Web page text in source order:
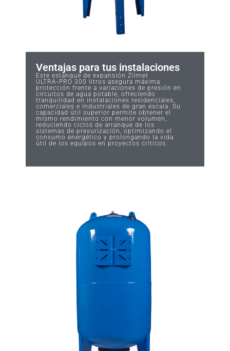
Ventajas para tus instalaciones
Este estanque de expansión Zilmet
ULTRA‑PRO 300 litros asegura máxima
protección frente a variaciones de presión en
circuitos de agua potable, ofreciendo
tranquilidad en instalaciones residenciales,
comerciales e industriales de gran escala. Su
capacidad útil superior permite obtener el
mismo rendimiento con menor volumen,
reduciendo ciclos de arranque de los
sistemas de presurización, optimizando el
consumo energético y prolongando la vida
útil de los equipos en proyectos críticos.